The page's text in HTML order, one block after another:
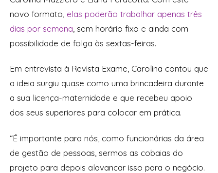
novo formato, elas poderão trabalhar apenas três
dias por semana , sem horário fixo e ainda com
possibilidade de folga às sextas-feiras.
Em entrevista à Revista Exame, Carolina contou que
a ideia surgiu quase como uma brincadeira durante
a sua licença-maternidade e que recebeu apoio
dos seus superiores para colocar em prática.
“É importante para nós, como funcionárias da área
de gestão de pessoas, sermos as cobaias do
projeto para depois alavancar isso para o negócio.